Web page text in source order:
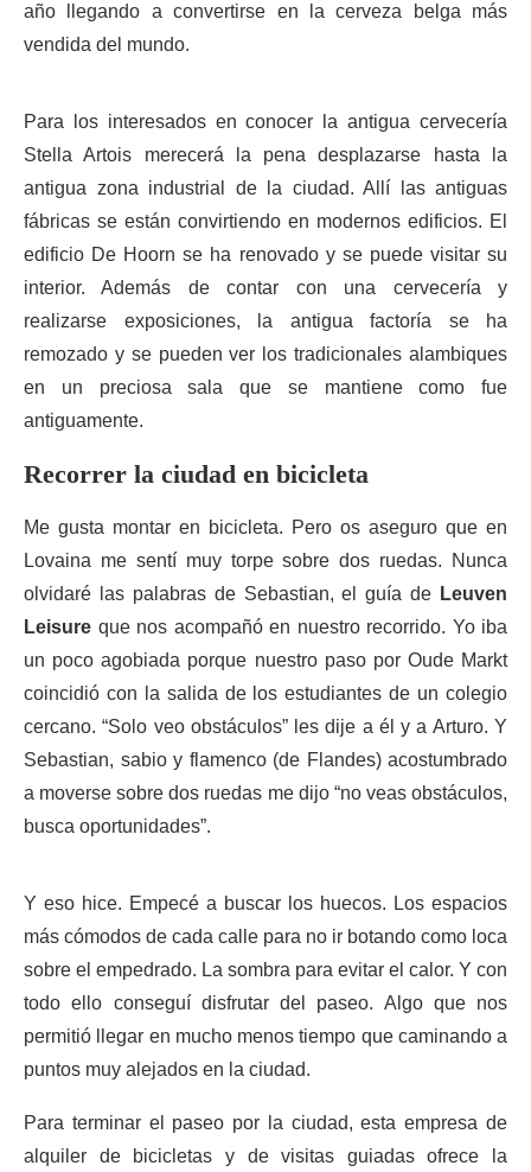
año llegando a convertirse en la cerveza belga más
vendida del mundo.
Para los interesados en conocer la antigua cervecería
Stella Artois merecerá la pena desplazarse hasta la
antigua zona industrial de la ciudad. Allí las antiguas
fábricas se están convirtiendo en modernos edificios. El
edificio De Hoorn se ha renovado y se puede visitar su
interior. Además de contar con una cervecería y
realizarse exposiciones, la antigua factoría se ha
remozado y se pueden ver los tradicionales alambiques
en un preciosa sala que se mantiene como fue
antiguamente.
Recorrer la ciudad en bicicleta
Me gusta montar en bicicleta. Pero os aseguro que en
Lovaina me sentí muy torpe sobre dos ruedas. Nunca
olvidaré las palabras de Sebastian, el guía de Leuven
Leisure que nos acompañó en nuestro recorrido. Yo iba
un poco agobiada porque nuestro paso por Oude Markt
coincidió con la salida de los estudiantes de un colegio
cercano. “Solo veo obstáculos” les dije a él y a Arturo. Y
Sebastian, sabio y flamenco (de Flandes) acostumbrado
a moverse sobre dos ruedas me dijo “no veas obstáculos,
busca oportunidades”.
Y eso hice. Empecé a buscar los huecos. Los espacios
más cómodos de cada calle para no ir botando como loca
sobre el empedrado. La sombra para evitar el calor. Y con
todo ello conseguí disfrutar del paseo. Algo que nos
permitió llegar en mucho menos tiempo que caminando a
puntos muy alejados en la ciudad.
Para terminar el paseo por la ciudad, esta empresa de
alquiler de bicicletas y de visitas guiadas ofrece la